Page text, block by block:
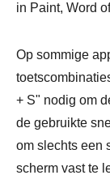
in Paint, Word
Op sommige
+ S" nodig om
de gebruikte
om slechts een
scherm vast te